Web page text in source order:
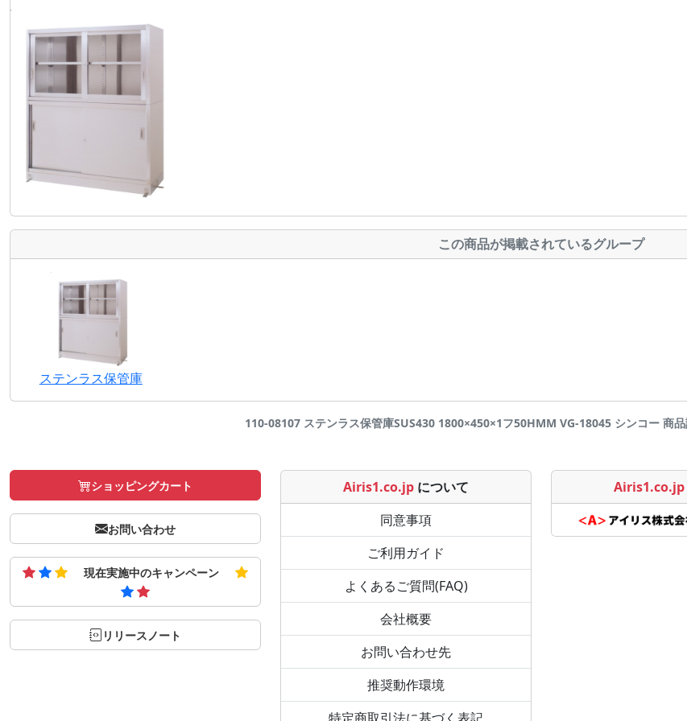
この商品が掲載されているグループ
ステンラス保管庫
110-08107 ステンラス保管庫SUS430 1800×450×1フ50HMM VG-18045 シンコー 商
ショッピングカート
お問い合わせ
現在実施中のキャンペーン
リリースノート
Airis1.co.jp について
同意事項
ご利用ガイド
よくあるご質問(FAQ)
会社概要
お問い合わせ先
推奨動作環境
特定商取引法に基づく表記
Airis1.co.jp